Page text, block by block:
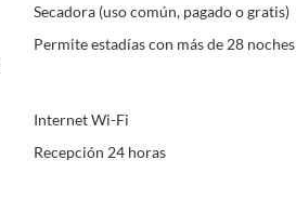
Secadora (uso común, pagado o gratis)
Permite estadías con más de 28 noches
Internet Wi-Fi
Recepción 24 horas